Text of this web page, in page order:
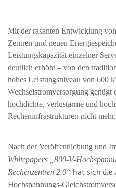
Mit der rasanten Entwicklung
Zentren und neuen
Leistungskapazität einzelner
deutlich erhöht – von den
hohes Leistungsniveau von 600
Wechselstromversorgung genügt
hochdichte, verlustarme und
Recheninfrastrukturen nicht mehr.
Nach der Veröffentlichung und
Whitepapers „800-V-
Rechenzentren 2.0“ hat sich die
Hochspannungs-